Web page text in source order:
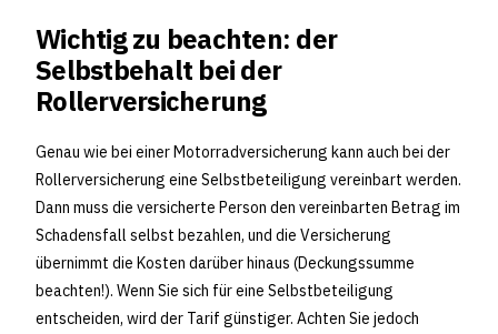
Wichtig zu beachten: der
Selbstbehalt bei der
Rollerversicherung
Genau wie bei einer Motorradversicherung kann auch bei der
Rollerversicherung eine Selbstbeteiligung vereinbart werden.
Dann muss die versicherte Person den vereinbarten Betrag im
Schadensfall selbst bezahlen, und die Versicherung
übernimmt die Kosten darüber hinaus (Deckungssumme
beachten!). Wenn Sie sich für eine Selbstbeteiligung
entscheiden, wird der Tarif günstiger. Achten Sie jedoch